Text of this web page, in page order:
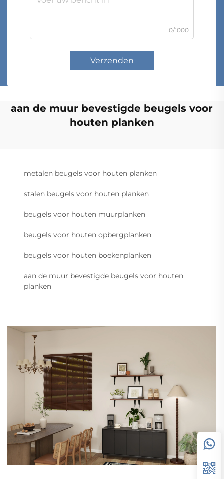
0/1000
Verzenden
aan de muur bevestigde beugels voor
houten planken
metalen beugels voor houten planken
stalen beugels voor houten planken
beugels voor houten muurplanken
beugels voor houten opbergplanken
beugels voor houten boekenplanken
aan de muur bevestigde beugels voor houten
planken